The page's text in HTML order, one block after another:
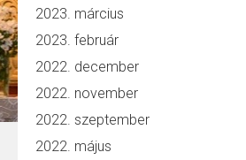
2023. március
2023. február
2022. december
2022. november
2022. szeptember
2022. május